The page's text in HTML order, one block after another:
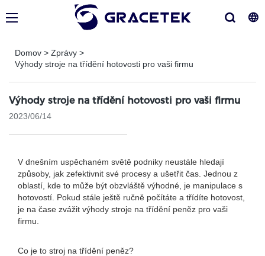
Domov > Zprávy >
Výhody stroje na třídění hotovosti pro vaši firmu
Výhody stroje na třídění hotovosti pro vaši firmu
2023/06/14
V dnešním uspěchaném světě podniky neustále hledají
způsoby, jak zefektivnit své procesy a ušetřit čas. Jednou z
oblastí, kde to může být obzvláště výhodné, je manipulace s
hotovostí. Pokud stále ještě ručně počítáte a třídíte hotovost,
je na čase zvážit výhody stroje na třídění peněz pro vaši
firmu.
Co je to stroj na třídění peněz?